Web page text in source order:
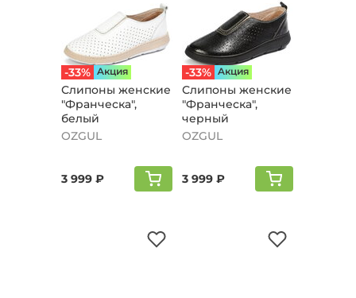
-33% Aкция
Слипоны женские
"Франческа",
белый
OZGUL
3 999 ₽
-33% Aкция
Слипоны женские
"Франческа",
черный
OZGUL
3 999 ₽